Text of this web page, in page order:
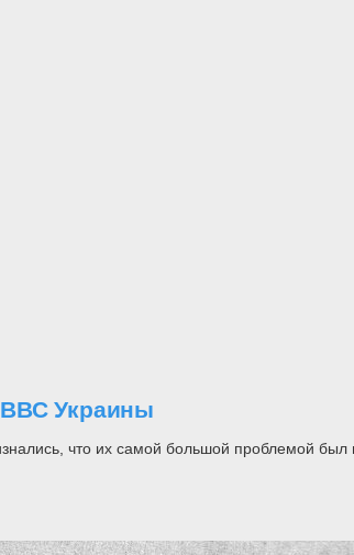
ВВС Украины
что их самой большой проблемой был